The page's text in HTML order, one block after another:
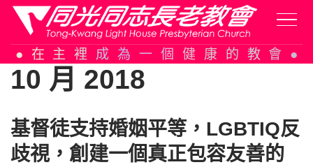
Skip
to
content
在主裡成為一個健康的教會
10 月 2018
基督徒支持婚姻平等，LGBTIQ反
歧視，創建一個真正包容友善的